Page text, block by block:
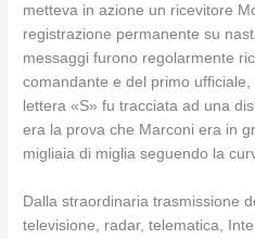
metteva in azione un ricevitore
registrazione permanente su
messaggi furono regolarmente
comandante e del primo
lettera «S» fu tracciata ad una
era la prova che Marconi era in
migliaia di miglia seguendo la
Dalla straordinaria trasmissione
televisione, radar, telematica,